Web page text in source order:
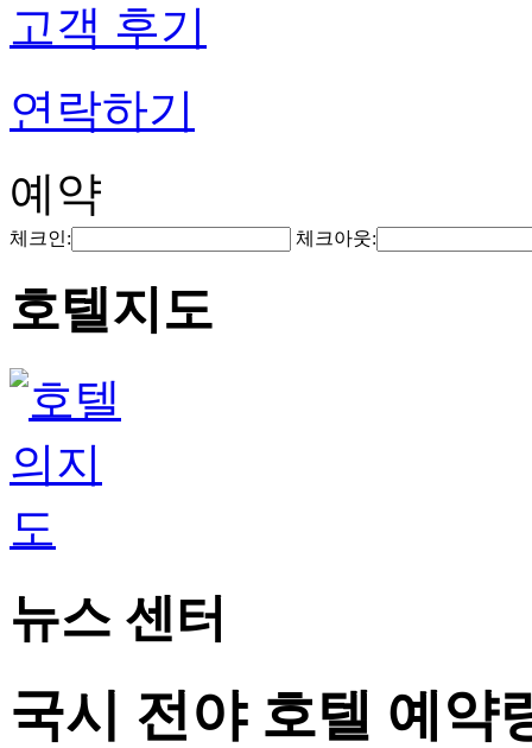
고객 후기
연락하기
예약
체크인: 체크아웃:
호텔지도
뉴스 센터
국시 전야 호텔 예약